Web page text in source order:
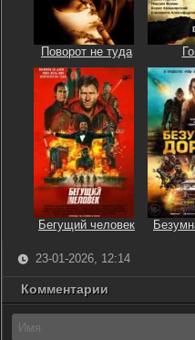
Поворот не туда
Бегущий человек
23-01-2026, 12:14
Комментарии